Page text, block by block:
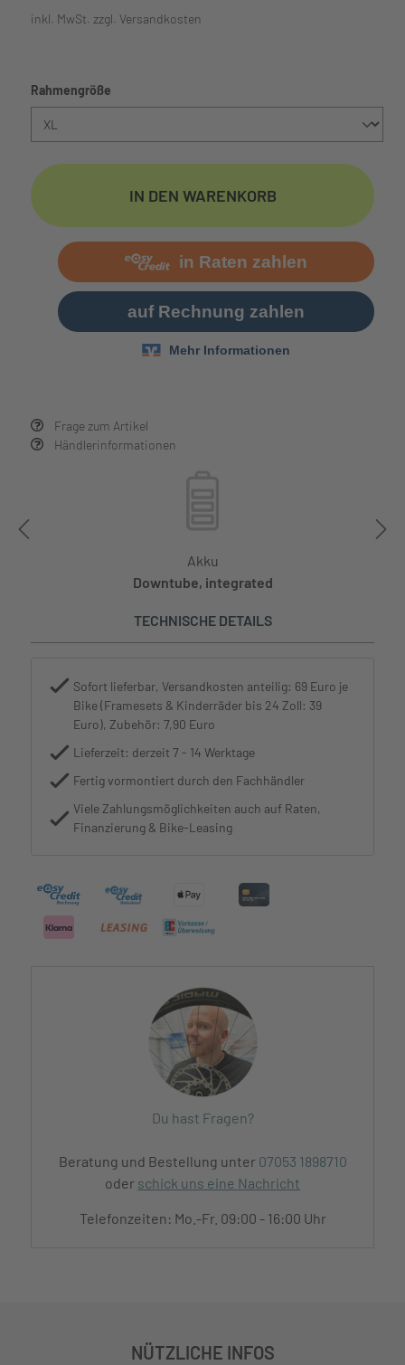
inkl. MwSt. zzgl. Versandkosten
Frage zum Artikel
Händlerinformationen
Rahmengröße
IN DEN WARENKORB
Akku
Downtube, integrated
TECHNISCHE DETAILS
Sofort lieferbar, Versandkosten anteilig: 69 Euro je
Bike (Framesets & Kinderräder bis 24 Zoll: 39
Euro), Zubehör: 7,90 Euro
Lieferzeit: derzeit 7 - 14 Werktage
Fertig vormontiert durch den Fachhändler
Viele Zahlungsmöglichkeiten auch auf Raten,
Finanzierung & Bike-Leasing
Du hast Fragen?
Beratung und Bestellung unter 07053 1898710
oder schick uns eine Nachricht
Telefonzeiten: Mo.-Fr. 09:00 - 16:00 Uhr
NÜTZLICHE INFOS